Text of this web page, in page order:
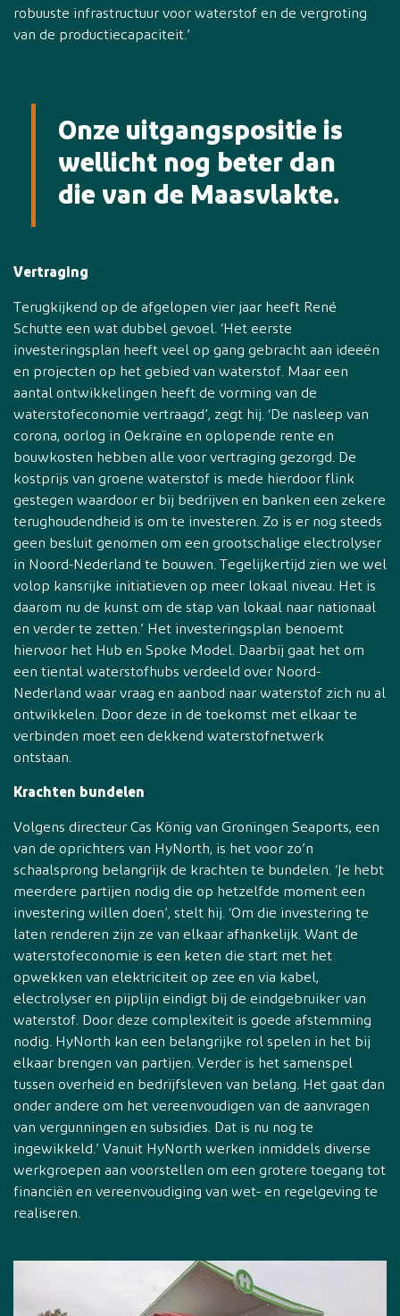
robuuste infrastructuur voor waterstof en de vergroting
van de productiecapaciteit.’
Onze uitgangspositie is
wellicht nog beter dan
die van de Maasvlakte.
Vertraging
Terugkijkend op de afgelopen vier jaar heeft René
Schutte een wat dubbel gevoel. ‘Het eerste
investeringsplan heeft veel op gang gebracht aan ideeën
en projecten op het gebied van waterstof. Maar een
aantal ontwikkelingen heeft de vorming van de
waterstofeconomie vertraagd’, zegt hij. ‘De nasleep van
corona, oorlog in Oekraïne en oplopende rente en
bouwkosten hebben alle voor vertraging gezorgd. De
kostprijs van groene waterstof is mede hierdoor flink
gestegen waardoor er bij bedrijven en banken een zekere
terughoudendheid is om te investeren. Zo is er nog steeds
geen besluit genomen om een grootschalige electrolyser
in Noord-Nederland te bouwen. Tegelijkertijd zien we wel
volop kansrijke initiatieven op meer lokaal niveau. Het is
daarom nu de kunst om de stap van lokaal naar nationaal
en verder te zetten.’ Het investeringsplan benoemt
hiervoor het Hub en Spoke Model. Daarbij gaat het om
een tiental waterstofhubs verdeeld over Noord-
Nederland waar vraag en aanbod naar waterstof zich nu al
ontwikkelen. Door deze in de toekomst met elkaar te
verbinden moet een dekkend waterstofnetwerk
ontstaan.
Krachten bundelen
Volgens directeur Cas König van Groningen Seaports, een
van de oprichters van HyNorth, is het voor zo’n
schaalsprong belangrijk de krachten te bundelen. ‘Je hebt
meerdere partijen nodig die op hetzelfde moment een
investering willen doen’, stelt hij. ‘Om die investering te
laten renderen zijn ze van elkaar afhankelijk. Want de
waterstofeconomie is een keten die start met het
opwekken van elektriciteit op zee en via kabel,
electrolyser en pijplijn eindigt bij de eindgebruiker van
waterstof. Door deze complexiteit is goede afstemming
nodig. HyNorth kan een belangrijke rol spelen in het bij
elkaar brengen van partijen. Verder is het samenspel
tussen overheid en bedrijfsleven van belang. Het gaat dan
onder andere om het vereenvoudigen van de aanvragen
van vergunningen en subsidies. Dat is nu nog te
ingewikkeld.’ Vanuit HyNorth werken inmiddels diverse
werkgroepen aan voorstellen om een grotere toegang tot
financiën en vereenvoudiging van wet- en regelgeving te
realiseren.